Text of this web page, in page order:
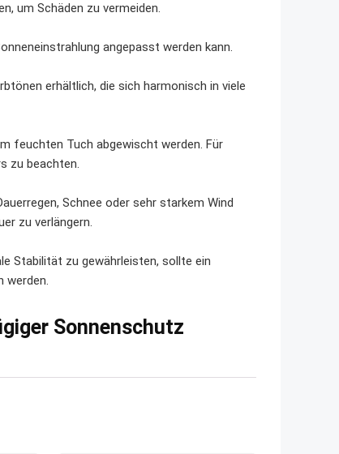
um Schäden zu vermeiden.
angepasst werden kann.
erhältlich, die sich harmonisch in viele
feuchten Tuch abgewischt werden. Für
zu beachten.
Schnee oder sehr starkem Wind
zu verlängern.
Stabilität zu gewährleisten, sollte ein
werden.
Sonnenschutz